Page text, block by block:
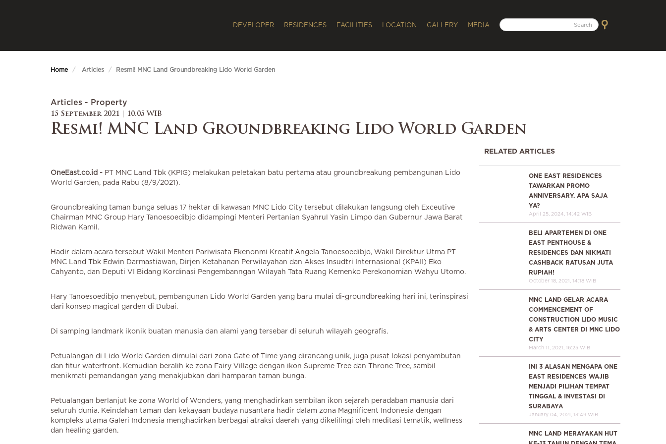
DEVELOPER RESIDENCES FACILITIES LOCATION GALLERY MEDIA
Home Articles Resmi! MNC Land Groundbreaking Lido World Garden
Articles - Property
15 September 2021 | 10.05 WIB
Resmi! MNC Land Groundbreaking Lido World Garden
OneEast.co.id - PT MNC Land Tbk (KPIG) melakukan peletakan batu pertama atau groundbreakung pembangunan Lido
World Garden, pada Rabu (8/9/2021).
Groundbreaking taman bunga seluas 17 hektar di kawasan MNC Lido City tersebut dilakukan langsung oleh Exceutive
Chairman MNC Group Hary Tanoesoedibjo didampingi Menteri Pertanian Syahrul Yasin Limpo dan Gubernur Jawa Barat
Ridwan Kamil.
Hadir dalam acara tersebut Wakil Menteri Pariwisata Ekenonmi Kreatif Angela Tanoesoedibjo, Wakil Direktur Utma PT
MNC Land Tbk Edwin Darmastiawan, Dirjen Ketahanan Perwilayahan dan Akses Insudtri Internasional (KPAII) Eko
Cahyanto, dan Deputi VI Bidang Kordinasi Pengembanngan Wilayah Tata Ruang Kemenko Perekonomian Wahyu Utomo.
Hary Tanoesoedibjo menyebut, pembangunan Lido World Garden yang baru mulai di-groundbreaking hari ini, terinspirasi
dari konsep magical garden di Dubai.
Di samping landmark ikonik buatan manusia dan alami yang tersebar di seluruh wilayah geografis.
Petualangan di Lido World Garden dimulai dari zona Gate of Time yang dirancang unik, juga pusat lokasi penyambutan
dan fitur waterfront. Kemudian beralih ke zona Fairy Village dengan ikon Supreme Tree dan Throne Tree, sambil
menikmati pemandangan yang menakjubkan dari hamparan taman bunga.
Petualangan berlanjut ke zona World of Wonders, yang menghadirkan sembilan ikon sejarah peradaban manusia dari
seluruh dunia. Keindahan taman dan kekayaan budaya nusantara hadir dalam zona Magnificent Indonesia dengan
kompleks utama Galeri Indonesia menghadirkan berbagai atraksi daerah yang dikelilingi oleh meditasi tematik, wellness
dan healing garden.
RELATED ARTICLES
ONE EAST RESIDENCES
TAWARKAN PROMO
ANNIVERSARY. APA SAJA
YA?
April 25, 2024, 14:42 WIB
BELI APARTEMEN DI ONE
EAST PENTHOUSE &
RESIDENCES DAN NIKMATI
CASHBACK RATUSAN JUTA
RUPIAH!
October 18, 2021, 14:18 WIB
MNC LAND GELAR ACARA
COMMENCEMENT OF
CONSTRUCTION LIDO MUSIC
& ARTS CENTER DI MNC LIDO
CITY
March 11, 2021, 16:25 WIB
INI 3 ALASAN MENGAPA ONE
EAST RESIDENCES WAJIB
MENJADI PILIHAN TEMPAT
TINGGAL & INVESTASI DI
SURABAYA
January 04, 2021, 13:49 WIB
MNC LAND MERAYAKAN HUT